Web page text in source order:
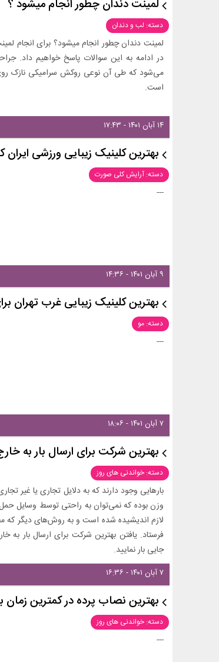
لمینت دندان چطور انجام میشود ؟
دسته: لب و دندان
لمینت دندان چطور انجام میشود؟ برای انجام
در ادامه به این سوالات پاسخ خواهیم داد.
می‌شود که طی آن نوعی روکش سرامیکی نازک
است.
۱۴ آبان ۱۴۰۱ - ۱۷:۴۳
بهترین کلینیک زیبایی ورزشی
دسته: آرایش کلی صورت
---
۹ آبان ۱۴۰۱ - ۱۴:۳۶
بهترین کلینیک زیبایی غرب
دسته: مو
---
۷ آبان ۱۴۰۱ - ۱۸:۰۶
بهترین شرکت برای ارسال بار به
دسته: خواندنی های روز
بارهایی وجود دارند که به دلایل تجاری یا غیر
وزن بوده که نمی‌توان به راحتی توسط وسایل
لازم اندیشیده شده است و به روش‌های دیگر که
فرستاد. یافتن بهترین شرکت برای ارسال بار به
جایی بار نمایید.
۷ آبان ۱۴۰۱ - ۱۶:۳۶
بهترین نصاب پرده در کمترین زمان
دسته: خواندنی های روز
---